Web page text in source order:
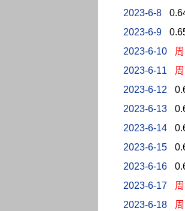
2023-6-8
2023-6-9
2023-6-10
2023-6-11
2023-6-12
2023-6-13
2023-6-14
2023-6-15
2023-6-16
2023-6-17
2023-6-18